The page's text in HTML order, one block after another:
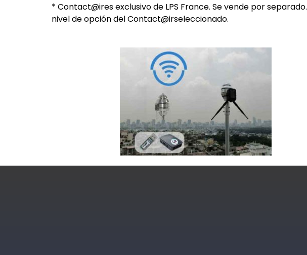
* Contact@ires exclusivo de LPS France. Se vende por separado.
nivel de opción del Contact@irseleccionado.